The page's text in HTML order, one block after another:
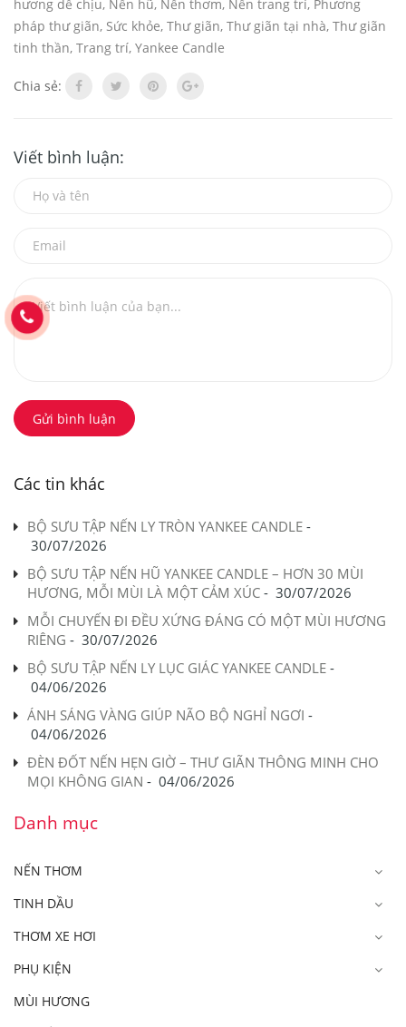
hương dễ chịu, Nến hũ, Nến thơm, Nến trang trí, Phương
pháp thư giãn, Sức khỏe, Thư giãn, Thư giãn tại nhà, Thư giãn
tinh thần, Trang trí, Yankee Candle
Chia sẻ:
Viết bình luận:
Gửi bình luận
Các tin khác
BỘ SƯU TẬP NẾN LY TRÒN YANKEE CANDLE -
30/07/2026
BỘ SƯU TẬP NẾN HŨ YANKEE CANDLE – HƠN 30 MÙI
HƯƠNG, MỖI MÙI LÀ MỘT CẢM XÚC - 30/07/2026
MỖI CHUYẾN ĐI ĐỀU XỨNG ĐÁNG CÓ MỘT MÙI HƯƠNG
RIÊNG - 30/07/2026
BỘ SƯU TẬP NẾN LY LỤC GIÁC YANKEE CANDLE -
04/06/2026
ÁNH SÁNG VÀNG GIÚP NÃO BỘ NGHỈ NGƠI -
04/06/2026
ĐÈN ĐỐT NẾN HẸN GIỜ – THƯ GIÃN THÔNG MINH CHO
MỌI KHÔNG GIAN - 04/06/2026
Danh mục
NẾN THƠM
TINH DẦU
THƠM XE HƠI
PHỤ KIỆN
MÙI HƯƠNG